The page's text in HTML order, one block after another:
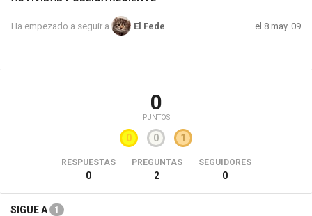
Ha empezado a seguir a El Fede el 8 may. 09
0
PUNTOS
0 0 1
RESPUESTAS
0
PREGUNTAS
2
SEGUIDORES
0
SIGUE A 1